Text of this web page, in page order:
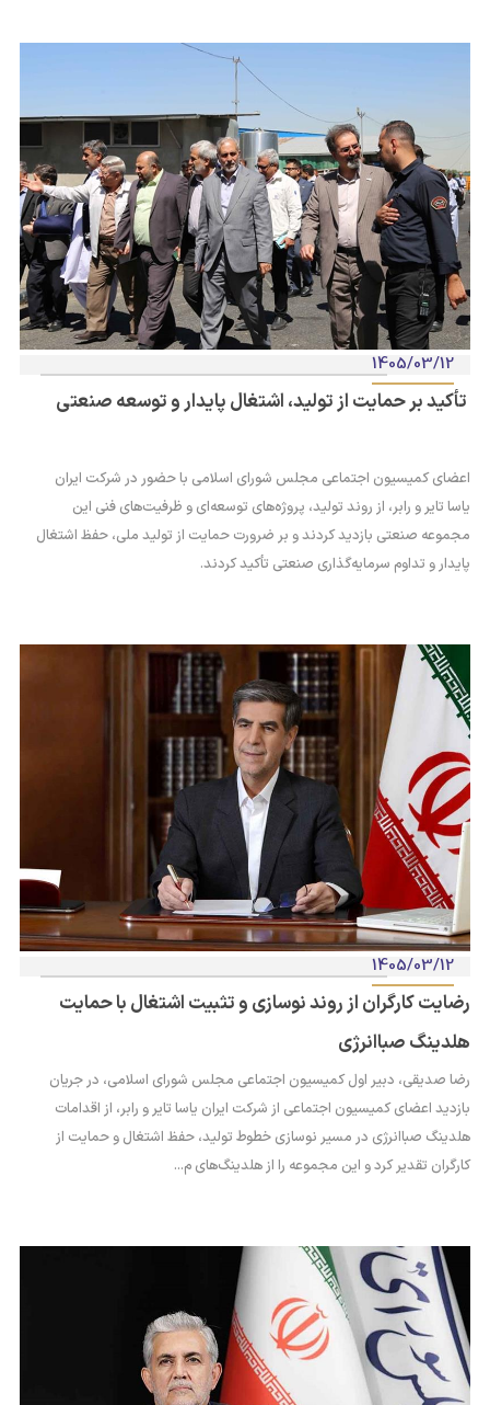
1405/03/12
تأکید بر حمایت از تولید، اشتغال پایدار و توسعه صنعتی
اعضای کمیسیون اجتماعی مجلس شورای اسلامی با حضور در شرکت ایران
یاسا تایر و رابر، از روند تولید، پروژه‌های توسعه‌ای و ظرفیت‌های فنی این
مجموعه صنعتی بازدید کردند و بر ضرورت حمایت از تولید ملی، حفظ اشتغال
پایدار و تداوم سرمایه‌گذاری صنعتی تأکید کردند.
1405/03/12
رضایت کارگران از روند نوسازی و تثبیت اشتغال با حمایت
هلدینگ صباانرژی
رضا صدیقی، دبیر اول کمیسیون اجتماعی مجلس شورای اسلامی، در جریان
بازدید اعضای کمیسیون اجتماعی از شرکت ایران یاسا تایر و رابر، از اقدامات
هلدینگ صباانرژی در مسیر نوسازی خطوط تولید، حفظ اشتغال و حمایت از
کارگران تقدیر کرد و این مجموعه را از هلدینگ‌های م...